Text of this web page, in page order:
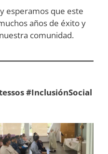
y esperamos que este
años de éxito y
comunidad.
#InclusiónSocial